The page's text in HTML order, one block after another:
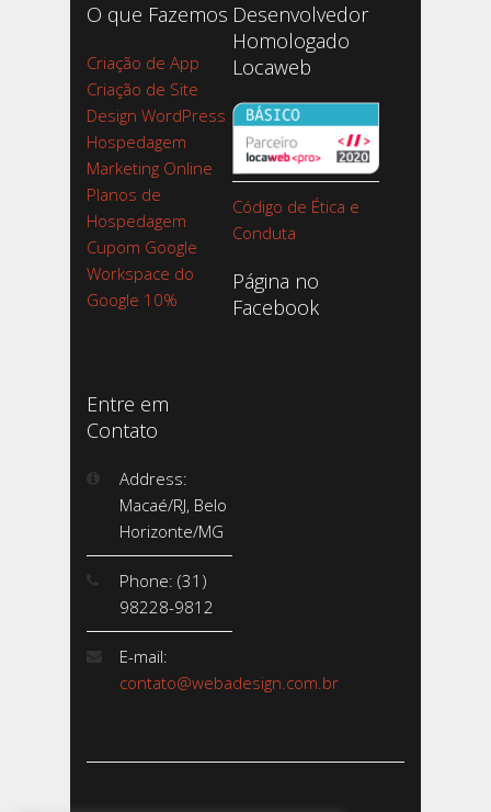
O que Fazemos
Criação de App
Criação de Site
Design WordPress
Hospedagem
Marketing Online
Planos de
Hospedagem
Cupom Google
Workspace do
Google 10%
Desenvolvedor
Homologado
Locaweb
Código de Ética e
Conduta
Página no
Facebook
Entre em
Contato
Address:
Macaé/RJ, Belo
Horizonte/MG
Phone: (31)
98228-9812
E-mail:
contato@webadesign.com.br